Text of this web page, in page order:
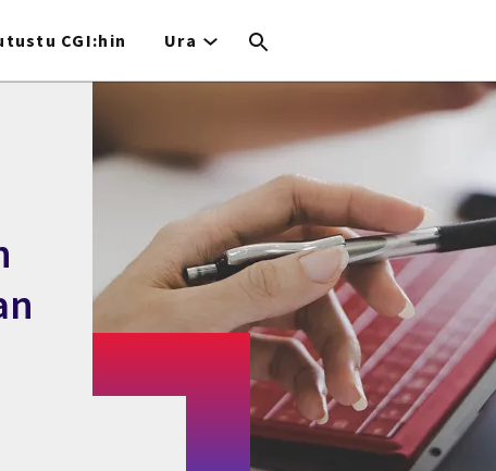
CGI:hin Ura